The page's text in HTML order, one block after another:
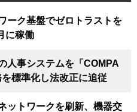
ーク基盤でゼロトラストを
に稼働
人事システムを「COMPA
標準化し法改正に追従
ットワークを刷新、機器交